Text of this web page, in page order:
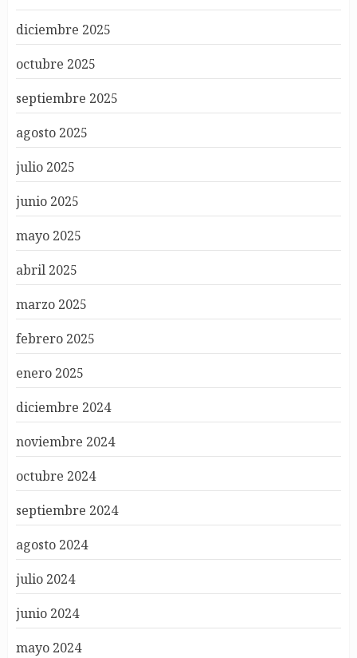
diciembre 2025
octubre 2025
septiembre 2025
agosto 2025
julio 2025
junio 2025
mayo 2025
abril 2025
marzo 2025
febrero 2025
enero 2025
diciembre 2024
noviembre 2024
octubre 2024
septiembre 2024
agosto 2024
julio 2024
junio 2024
mayo 2024